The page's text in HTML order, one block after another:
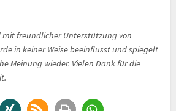
freundlicher Unterstützung von
in keiner Weise beeinflusst und spiegelt
Meinung wieder. Vielen Dank für die